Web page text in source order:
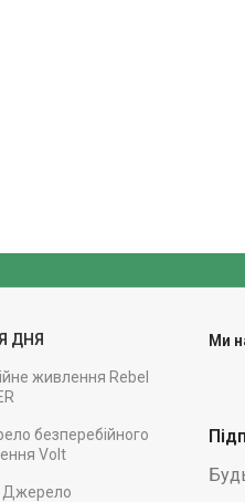
ДНЯ
живлення Rebel
безперебійного
Volt
Ми